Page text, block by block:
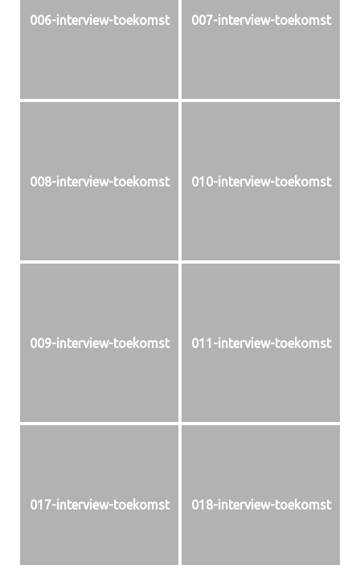
006-interview-toekomst 007-interview-toekomst
008-interview-toekomst 010-interview-toekomst
009-interview-toekomst 011-interview-toekomst
017-interview-toekomst 018-interview-toekomst